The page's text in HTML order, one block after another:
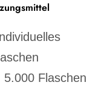
5.000 Flaschen